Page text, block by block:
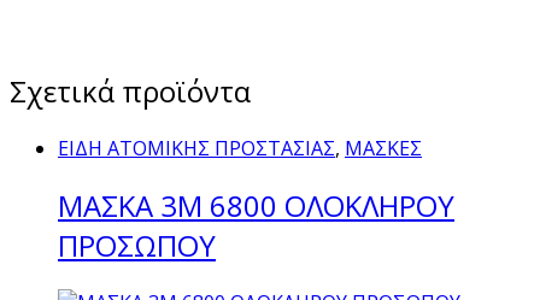
Σχετικά προϊόντα
ΕΙΔΗ ΑΤΟΜΙΚΗΣ ΠΡΟΣΤΑΣΙΑΣ, ΜΑΣΚΕΣ
ΜΑΣΚΑ 3Μ 6800 ΟΛΟΚΛΗΡΟΥ
ΠΡΟΣΩΠΟΥ